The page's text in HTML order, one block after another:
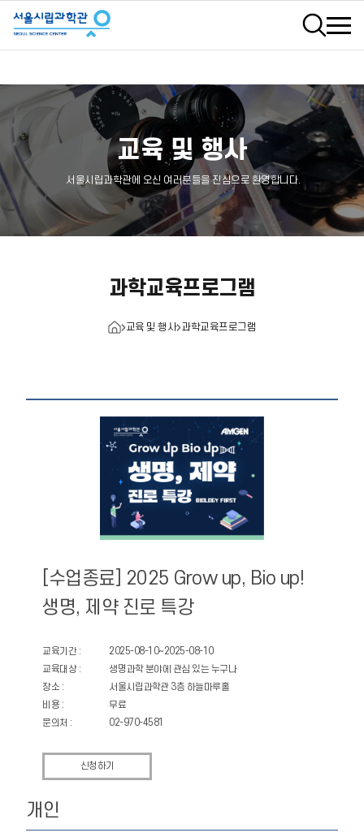
검색
교육 및 행사
서울시립과학관에 오신 여러분들을 진심으로 환영합니다.
과학교육프로그램
교육 및 행사 과학교육프로그램
[수업종료] 2025 Grow up, Bio up!
생명, 제약 진로 특강
교육기간 :
2025-08-10~2025-08-10
교육대상 :
생명과학 분야에 관심 있는 누구나
장소 :
서울시립과학관 3층 하늘마루홀
비용 :
무료
문의처 :
02-970-4581
신청하기
개인